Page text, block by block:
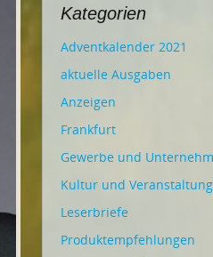
Kategorien
Adventkalender 2021
aktuelle Ausgaben
Anzeigen
Frankfurt
Gewerbe und
Kultur und
Leserbriefe
Produktempfehlungen